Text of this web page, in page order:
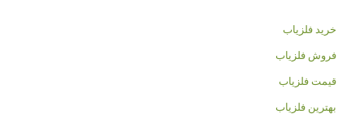
خرید فلزیاب
فروش فلزیاب
قیمت فلزیاب
بهترین فلزیاب